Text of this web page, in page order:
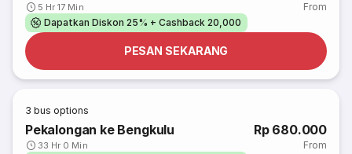
5 Hr 17 Min
From
Dapatkan Diskon 25% + Cashback 20,000
PESAN SEKARANG
3 bus options
Pekalongan ke Bengkulu
33 Hr 0 Min
Rp 680.000
From